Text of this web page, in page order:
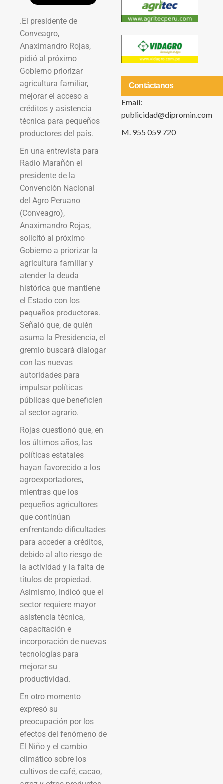
.El presidente de
Conveagro,
Anaximandro Rojas,
pidió al próximo
Gobierno priorizar
agricultura familiar,
mejorar el acceso a
créditos y asistencia
técnica para pequeños
productores del país.
En una entrevista para
Radio Marañón el
presidente de la
Convención Nacional
del Agro Peruano
(Conveagro),
Anaximandro Rojas,
solicitó al próximo
Gobierno a priorizar la
agricultura familiar y
atender la deuda
histórica que mantiene
el Estado con los
pequeños productores.
Señaló que, de quién
asuma la Presidencia, el
gremio buscará dialogar
con las nuevas
autoridades para
impulsar políticas
públicas que beneficien
al sector agrario.
Rojas cuestionó que, en
los últimos años, las
políticas estatales
hayan favorecido a los
agroexportadores,
mientras que los
pequeños agricultores
que continúan
enfrentando dificultades
para acceder a créditos,
debido al alto riesgo de
la actividad y la falta de
títulos de propiedad.
Asimismo, indicó que el
sector requiere mayor
asistencia técnica,
capacitación e
incorporación de nuevas
tecnologías para
mejorar su
productividad.
En otro momento
expresó su
preocupación por los
efectos del fenómeno de
El Niño y el cambio
climático sobre los
cultivos de café, cacao,
Contáctanos
Email:
publicidad@dipromin.com
M. 955 059 720